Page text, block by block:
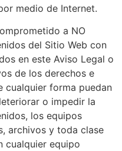
medio de Internet.
a NO
del Sitio Web con
en este Aviso Legal o
de los derechos e
cualquier forma puedan
o impedir la
los equipos
archivos y toda clase
cualquier equipo